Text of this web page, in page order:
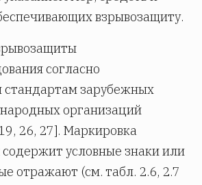
взрывозащиту.
согласно
зарубежных
организаций
26, 27]. Маркировка
условные знаки или
отражают (см. табл. 2.6, 2.7